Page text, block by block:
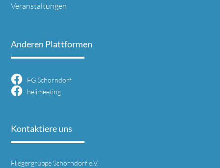
Veranstaltungen
Anderen Plattformen
FG Schorndorf
helimeeting
Kontaktiere uns
Fliegergruppe Schorndorf e.V.